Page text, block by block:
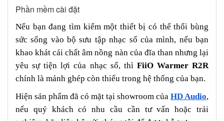
Phần mềm cài đặt
Nếu bạn đang tìm kiếm một thiết bị có thể thổi bùng
sức sống vào bộ sưu tập nhạc số của mình, nếu bạn
khao khát cái chất âm nồng nàn của đĩa than nhưng lại
yêu sự tiện lợi của nhạc số, thì FiiO Warmer R2R
chính là mảnh ghép còn thiếu trong hệ thống của bạn.
Hiện sản phẩm đã có mặt tại showroom của HD Audio,
nếu quý khách có nhu cầu cần tư vấn hoặc trải